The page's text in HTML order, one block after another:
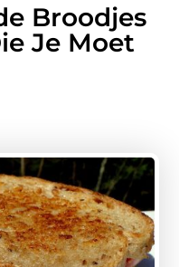
Broodjes
Je Moet